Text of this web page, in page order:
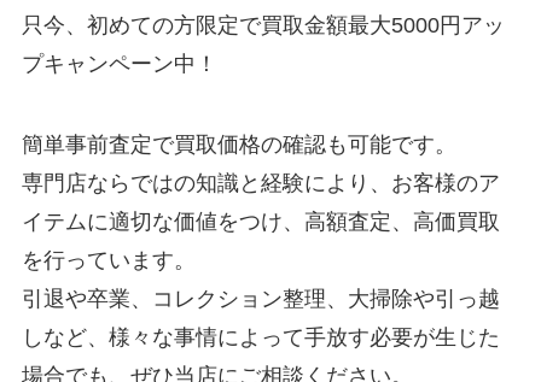
只今、初めての方限定で買取金額最大5000円アッ
プキャンペーン中！
簡単事前査定で買取価格の確認も可能です。
専門店ならではの知識と経験により、お客様のア
イテムに適切な価値をつけ、高額査定、高価買取
を行っています。
引退や卒業、コレクション整理、大掃除や引っ越
しなど、様々な事情によって手放す必要が生じた
場合でも、ぜひ当店にご相談ください。